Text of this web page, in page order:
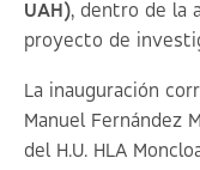
UAH), dentro de la
proyecto de
La inauguración
Manuel Fernández
del H.U. HLA